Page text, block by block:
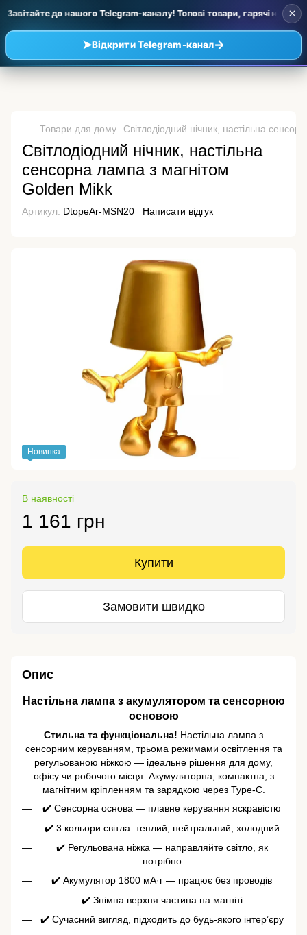
до нашого Telegram-каналу! Топові товари, гарячі
➤Відкрити Telegram-канал→
×
Товари для дому Світлодіодний нічник, настільна
Світлодіодний нічник, настільна
сенсорна лампа з магнітом
Golden Mikk
Артикул: DtopeAr-MSN20 Написати відгук
Новинка
В наявності
1 161 грн
Купити
Замовити швидко
Опис
Настільна лампа з акумулятором та сенсорною
основою
Стильна та функціональна! Настільна лампа з
сенсорним керуванням, трьома режимами освітлення та
регульованою ніжкою — ідеальне рішення для дому,
офісу чи робочого місця. Акумуляторна, компактна, з
магнітним кріпленням та зарядкою через Type-C.
✔️ Сенсорна основа — плавне керування яскравістю
✔️ 3 кольори світла: теплий, нейтральний, холодний
✔️ Регульована ніжка — направляйте світло, як
потрібно
✔️ Акумулятор 1800 мА·г — працює без проводів
✔️ Знімна верхня частина на магніті
✔️ Сучасний вигляд, підходить до будь-якого інтер’єру